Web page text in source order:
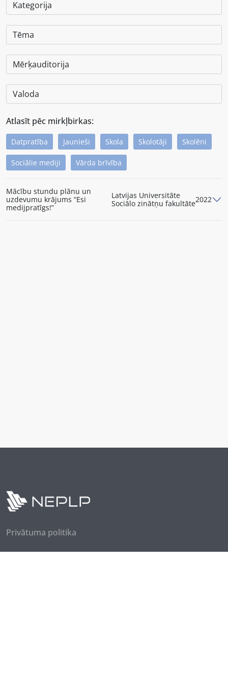
Atlasīt pēc mirkļbirkas:
Datpratība Jaunieši Skola Skolotāji Skolēni
Sociālie mediji Vārda brīvība
Mācību stundu plānu un
uzdevumu krājums “Esi
medijpratīgs!”
Latvijas Universitāte
Sociālo zinātņu fakultāte2022
Privātuma politika